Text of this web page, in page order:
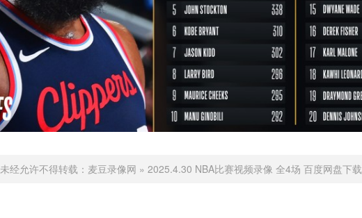
未经允许不得转载： 麦豆录像网 » 2025.4.30 NBA比赛视频录像 全4场 百度网盘下载